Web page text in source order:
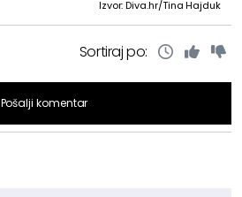
Izvor: Diva.hr/Tina Hajduk
Sortiraj po:
Pošalji komentar